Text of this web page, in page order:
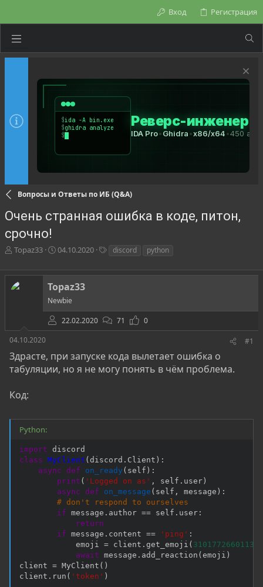
Вход Регистрация
Вопросы и Ответы по ИБ (Q&A)
Очень странная ошибка в коде, питон,
срочно!
А
т
о
р
ы
Topaz33
Д
т
н
а
ч
л
04.10.2020
г
discord python
Topaz33
Newbie
22.02.2020
71
0
04.10.2020
#1
Здрасте, при запуске кода вылетает ошибка о
табуляции, но я не могу понять в чём проблема.
Код:
Python:
import
class MyClient ( discord . Client ) :
async
def on_ready ( self ) :
print ( 'Logged on as' , self . user )
async
def on_message ( self , message ) :
# don't respond to ourselves
if message . author == self . user :
return
if message . content == 'ping' :
            emoji
= client . get_emoji (
await message . add_reaction ( emoji )
client = MyClient ( )
client . run ( 'token' )